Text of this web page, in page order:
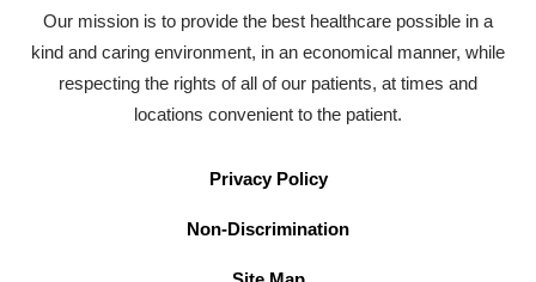
Our mission is to provide the best healthcare possible in a
kind and caring environment, in an economical manner, while
respecting the rights of all of our patients, at times and
locations convenient to the patient.
Privacy Policy
Non-Discrimination